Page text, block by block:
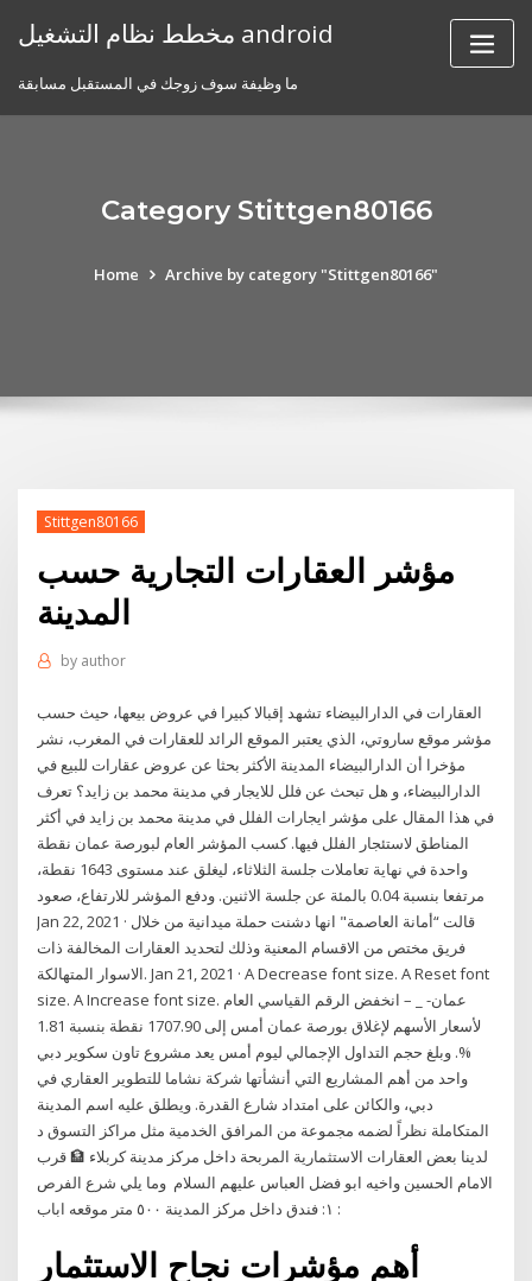
مخطط نظام التشغيل android
ما وظيفة سوف زوجك في المستقبل مسابقة
Category Stittgen80166
Home Archive by category "Stittgen80166"
Stittgen80166
مؤشر العقارات التجارية حسب
المدينة
by author
العقارات في الدارالبيضاء تشهد إقبالا كبيرا في عروض بيعها، حيث حسب
مؤشر موقع ساروتي، الذي يعتبر الموقع الرائد للعقارات في المغرب، نشر
مؤخرا أن الدارالبيضاء المدينة الأكثر بحثا عن عروض عقارات للبيع في
الدارالبيضاء، و هل تبحث عن فلل للايجار في مدينة محمد بن زايد؟ تعرف
في هذا المقال على مؤشر ايجارات الفلل في مدينة محمد بن زايد في أكثر
المناطق لاستئجار الفلل فيها. كسب المؤشر العام لبورصة عمان نقطة
واحدة في نهاية تعاملات جلسة الثلاثاء، ليغلق عند مستوى 1643 نقطة،
مرتفعا بنسبة 0.04 بالمئة عن جلسة الاثنين. ودفع المؤشر للارتفاع، صعود
Jan 22, 2021 · قالت “أمانة العاصمة" انها دشنت حملة ميدانية من خلال
فريق مختص من الاقسام المعنية وذلك لتحديد العقارات المخالفة ذات
الاسوار المتهالكة. Jan 21, 2021 · A Decrease font size. A Reset font
size. A Increase font size. عمان- _ – انخفض الرقم القياسي العام
لأسعار الأسهم لإغلاق بورصة عمان أمس إلى 1707.90 نقطة بنسبة 1.81
%. وبلغ حجم التداول الإجمالي ليوم أمس يعد مشروع تاون سكوير دبي
واحد من أهم المشاريع التي أنشأتها شركة نشاما للتطوير العقاري في
دبي، والكائن على امتداد شارع القدرة. ويطلق عليه اسم المدينة
المتكاملة نظراً لضمه مجموعة من المرافق الخدمية مثل مراكز التسوق د
لدينا بعض العقارات الاستثمارية المربحة داخل مركز مدينة كربلاء 🏦 قرب
الامام الحسين واخيه ابو فضل العباس عليهم السلام ️ وما يلي شرع الفرص
: ١: فندق داخل مركز المدينة ٥٠٠ متر موقعه اباب
أهم مؤشرات نجاح الاستثمار